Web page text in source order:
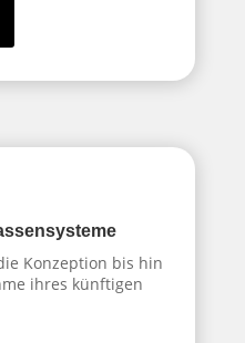
Konzeption bis hin
ihres künftigen